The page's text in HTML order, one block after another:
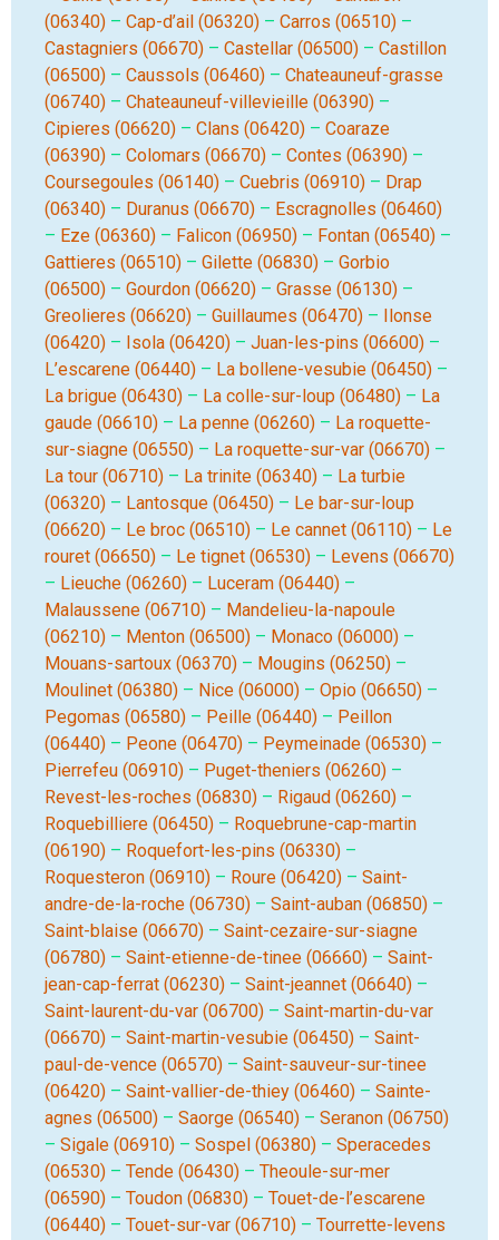
(06340) – Cap-d’ail (06320) – Carros (06510) –
Castagniers (06670) – Castellar (06500) – Castillon
(06500) – Caussols (06460) – Chateauneuf-grasse
(06740) – Chateauneuf-villevieille (06390) –
Cipieres (06620) – Clans (06420) – Coaraze
(06390) – Colomars (06670) – Contes (06390) –
Coursegoules (06140) – Cuebris (06910) – Drap
(06340) – Duranus (06670) – Escragnolles (06460)
– Eze (06360) – Falicon (06950) – Fontan (06540) –
Gattieres (06510) – Gilette (06830) – Gorbio
(06500) – Gourdon (06620) – Grasse (06130) –
Greolieres (06620) – Guillaumes (06470) – Ilonse
(06420) – Isola (06420) – Juan-les-pins (06600) –
L’escarene (06440) – La bollene-vesubie (06450) –
La brigue (06430) – La colle-sur-loup (06480) – La
gaude (06610) – La penne (06260) – La roquette-
sur-siagne (06550) – La roquette-sur-var (06670) –
La tour (06710) – La trinite (06340) – La turbie
(06320) – Lantosque (06450) – Le bar-sur-loup
(06620) – Le broc (06510) – Le cannet (06110) – Le
rouret (06650) – Le tignet (06530) – Levens (06670)
– Lieuche (06260) – Luceram (06440) –
Malaussene (06710) – Mandelieu-la-napoule
(06210) – Menton (06500) – Monaco (06000) –
Mouans-sartoux (06370) – Mougins (06250) –
Moulinet (06380) – Nice (06000) – Opio (06650) –
Pegomas (06580) – Peille (06440) – Peillon
(06440) – Peone (06470) – Peymeinade (06530) –
Pierrefeu (06910) – Puget-theniers (06260) –
Revest-les-roches (06830) – Rigaud (06260) –
Roquebilliere (06450) – Roquebrune-cap-martin
(06190) – Roquefort-les-pins (06330) –
Roquesteron (06910) – Roure (06420) – Saint-
andre-de-la-roche (06730) – Saint-auban (06850) –
Saint-blaise (06670) – Saint-cezaire-sur-siagne
(06780) – Saint-etienne-de-tinee (06660) – Saint-
jean-cap-ferrat (06230) – Saint-jeannet (06640) –
Saint-laurent-du-var (06700) – Saint-martin-du-var
(06670) – Saint-martin-vesubie (06450) – Saint-
paul-de-vence (06570) – Saint-sauveur-sur-tinee
(06420) – Saint-vallier-de-thiey (06460) – Sainte-
agnes (06500) – Saorge (06540) – Seranon (06750)
– Sigale (06910) – Sospel (06380) – Speracedes
(06530) – Tende (06430) – Theoule-sur-mer
(06590) – Toudon (06830) – Touet-de-l’escarene
(06440) – Touet-sur-var (06710) – Tourrette-levens